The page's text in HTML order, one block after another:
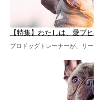
【特集】わたしは、愛ブ
プロドッグトレーナーが、リ